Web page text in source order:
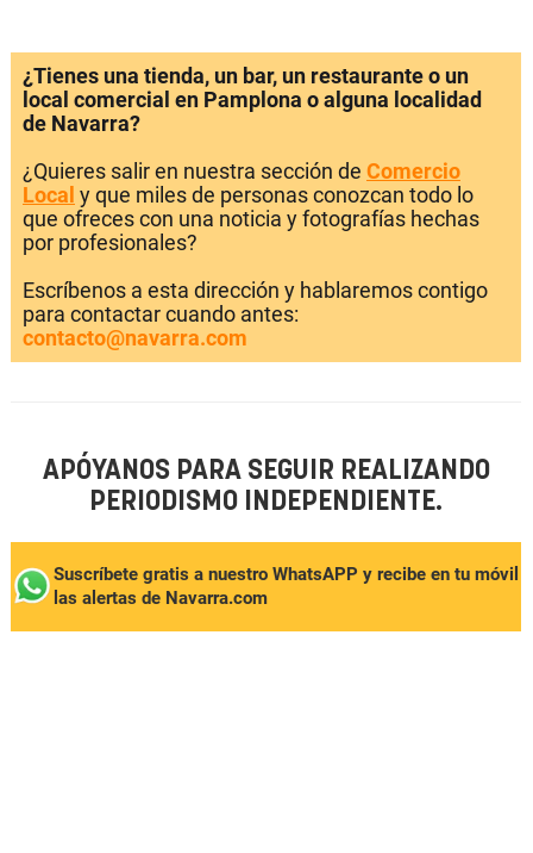
¿Tienes una tienda, un bar, un restaurante o un
local comercial en Pamplona o alguna localidad
de Navarra?
¿Quieres salir en nuestra sección de Comercio
Local y que miles de personas conozcan todo lo
que ofreces con una noticia y fotografías hechas
por profesionales?
Escríbenos a esta dirección y hablaremos contigo
para contactar cuando antes:
contacto@navarra.com
APÓYANOS PARA SEGUIR REALIZANDO
PERIODISMO INDEPENDIENTE.
Suscríbete gratis a nuestro WhatsAPP y recibe en tu móvil
las alertas de Navarra.com